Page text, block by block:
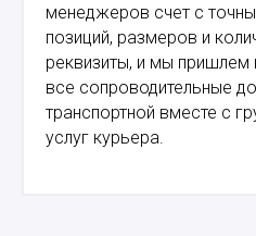
менеджеров счет с
позиций, размеров и
реквизиты, и мы пришлем
все сопроводительные
транспортной вместе с
услуг курьера.